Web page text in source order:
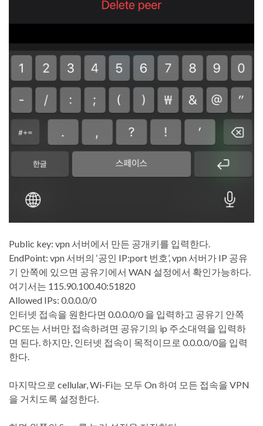
Public key: vpn 서버에서 만든 공개키를 입력한다.
EndPoint: vpn 서버의 ‘공인 IP:port 번호’, vpn 서버가 IP 공유
기 안쪽에 있으면 공유기에서 WAN 설정에서 확인가능하다.
여기서는 115.90.100.40:51820
Allowed IPs: 0.0.0.0/0
인터넷 접속을 원한다면 0.0.0.0/0 을 입력하고 공유기 안쪽
PC또는 서버만 접속하려면 공유기의 ip 주소대역을 입력하
면 된다. 하지만, 인터넷 접속이 목적이므로 0.0.0.0/0을 입력
한다.
마지막으로 cellular, Wi-Fi는 모두 On 하여 모든 접속을 VPN
을 거치도록 설정한다.